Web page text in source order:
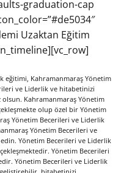
graduation-cap
Uzaktan Eğitim
eğitimi, Kahramanmaraş Yönetim
ve Liderlik ve hitabetinizi
Kahramanmaraş Yönetim
olup özel bir Yönetim
Yönetim Becerileri ve Liderlik
Yönetim Becerileri ve
Yönetim Becerileri ve Liderlik
Yönetim Becerileri
Yönetim Becerileri ve Liderlik